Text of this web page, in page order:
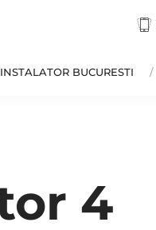
INSTALATOR BUCURESTI
4